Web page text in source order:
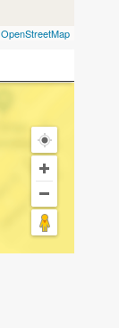
OpenStreetMap